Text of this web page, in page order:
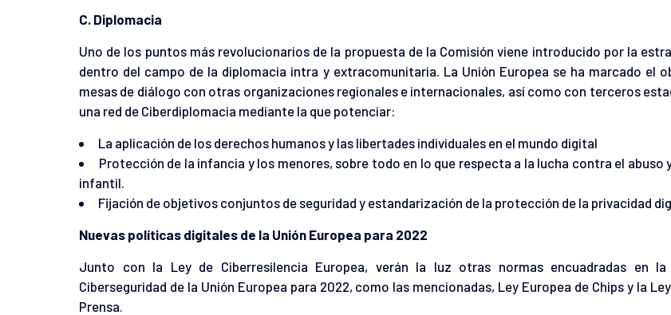
C. Diplomacia
Uno de los puntos más revolucionarios de la propuesta de la Comisión viene introducido por la
dentro del campo de la diplomacia intra y extracomunitaria. La Unión Europea se ha marcado el
mesas de diálogo con otras organizaciones regionales e internacionales, así como con terceros
una red de Ciberdiplomacia mediante la que potenciar:
La aplicación de los derechos humanos y las libertades individuales en el mundo digital
Protección de la infancia y los menores, sobre todo en lo que respecta a la lucha contra el abuso
infantil.
Fijación de objetivos conjuntos de seguridad y estandarización de la protección de la privacidad
Nuevas políticas digitales de la Unión Europea para 2022
Junto con la Ley de Ciberresilencia Europea, verán la luz otras normas encuadradas en
Ciberseguridad de la Unión Europea para 2022, como las mencionadas, Ley Europea de Chips y la
Prensa.